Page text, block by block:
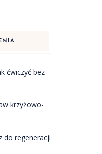
ćwiczyć bez
krzyżowo-
do regeneracji